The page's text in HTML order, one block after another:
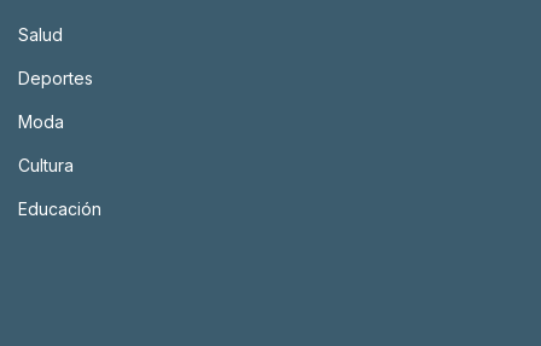
Salud
Deportes
Moda
Cultura
Educación